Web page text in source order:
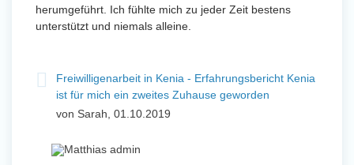
herumgeführt. Ich fühlte mich zu jeder Zeit bestens
unterstützt und niemals alleine.
Freiwilligenarbeit in Kenia - Erfahrungsbericht Kenia
ist für mich ein zweites Zuhause geworden
von Sarah, 01.10.2019